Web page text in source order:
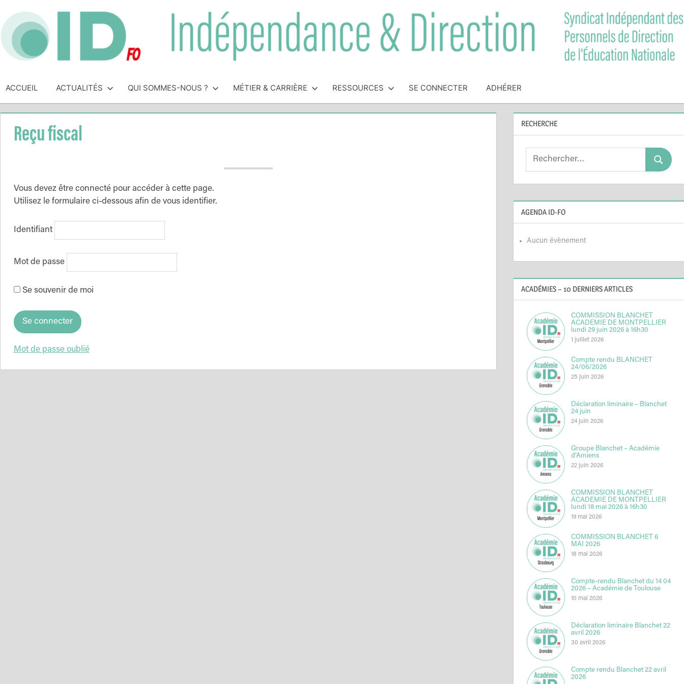
content
&
Direction
indépendant
direction
ACCUEIL ACTUALITÉS QUI SOMMES-NOUS ? MÉTIER & CARRIÈRE RESSOURCES SE CONNECTER ADHÉRER
Reçu fiscal
Vous devez être connecté pour accéder à cette page.
Utilisez le formulaire ci-dessous afin de vous identifier.
Identifiant
Mot de passe
Se souvenir de moi
Mot de passe oublié
RECHERCHE
Search
Search
AGENDA ID-FO
Aucun évènement
ACADÉMIES – 10 DERNIERS ARTICLES
COMMISSION BLANCHET
ACADEMIE DE MONTPELLIER
lundi 29 juin 2026 à 16h30
1 juillet 2026
Compte rendu BLANCHET
24/06/2026
25 juin 2026
Déclaration liminaire – Blanchet
24 juin
24 juin 2026
Groupe Blanchet – Académie
d’Amiens
22 juin 2026
COMMISSION BLANCHET
ACADEMIE DE MONTPELLIER
lundi 18 mai 2026 à 16h30
19 mai 2026
COMMISSION BLANCHET 6
MAI 2026
18 mai 2026
Compte-rendu Blanchet du 14 04
2026 – Académie de Toulouse
10 mai 2026
Déclaration liminaire Blanchet 22
avril 2026
30 avril 2026
Compte rendu Blanchet 22 avril
2026